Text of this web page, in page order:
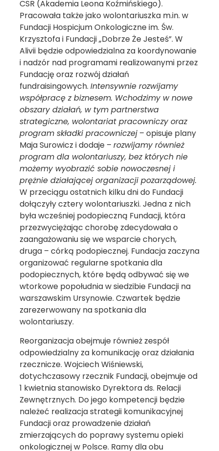
CSR (Akademia Leona Koźmińskiego).
Pracowała także jako wolontariuszka m.in. w
Fundacji Hospicjum Onkologiczne im. Św.
Krzysztofa i Fundacji „Dobrze Że Jesteś”. W
Alivii będzie odpowiedzialna za koordynowanie
i nadzór nad programami realizowanymi przez
Fundację oraz rozwój działań
fundraisingowych. Intensywnie rozwijamy
współpracę z biznesem. Wchodzimy w nowe
obszary działań, w tym partnerstwa
strategiczne, wolontariat pracowniczy oraz
program składki pracowniczej – opisuje plany
Maja Surowicz i dodaje – rozwijamy również
program dla wolontariuszy, bez których nie
możemy wyobrazić sobie nowoczesnej i
prężnie działającej organizacji pozarządowej.
W przeciągu ostatnich kilku dni do Fundacji
dołączyły cztery wolontariuszki. Jedna z nich
była wcześniej podopieczną Fundacji, która
przezwyciężając chorobę zdecydowała o
zaangażowaniu się we wsparcie chorych,
druga – córką podopiecznej. Fundacja zaczyna
organizować regularne spotkania dla
podopiecznych, które będą odbywać się we
wtorkowe popołudnia w siedzibie Fundacji na
warszawskim Ursynowie. Czwartek będzie
zarezerwowany na spotkania dla
wolontariuszy.
Reorganizacja obejmuje również zespół
odpowiedzialny za komunikację oraz działania
rzecznicze. Wojciech Wiśniewski,
dotychczasowy rzecznik Fundacji, obejmuje od
1 kwietnia stanowisko Dyrektora ds. Relacji
Zewnętrznych. Do jego kompetencji będzie
należeć realizacja strategii komunikacyjnej
Fundacji oraz prowadzenie działań
zmierzających do poprawy systemu opieki
onkologicznej w Polsce. Ramy dla obu